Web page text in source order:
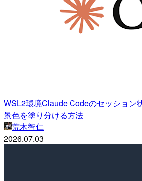
WSL2環境Claude Codeのセッション
景色を塗り分ける方法
荒木智仁
2026.07.03